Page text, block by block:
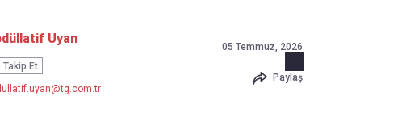
Uyan
Takip Et
05 Temmuz, 2026
Paylaş